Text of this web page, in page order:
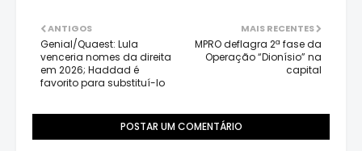
MAIS RECENTES
MPRO deflagra 2ª fase da
Operação “Dionísio” na
capital
ANTIGOS
Genial/Quaest: Lula
venceria nomes da direita
em 2026; Haddad é
favorito para substituí-lo
POSTAR UM COMENTÁRIO